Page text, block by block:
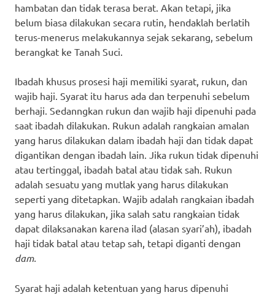
hambatan dan tidak terasa berat. Akan tetapi, jika
belum biasa dilakukan secara rutin, hendaklah berlatih
terus-menerus melakukannya sejak sekarang, sebelum
berangkat ke Tanah Suci.
Ibadah khusus prosesi haji memiliki syarat, rukun, dan
wajib haji. Syarat itu harus ada dan terpenuhi sebelum
berhaji. Sedanngkan rukun dan wajib haji dipenuhi pada
saat ibadah dilakukan. Rukun adalah rangkaian amalan
yang harus dilakukan dalam ibadah haji dan tidak dapat
digantikan dengan ibadah lain. Jika rukun tidak dipenuhi
atau tertinggal, ibadah batal atau tidak sah. Rukun
adalah sesuatu yang mutlak yang harus dilakukan
seperti yang ditetapkan. Wajib adalah rangkaian ibadah
yang harus dilakukan, jika salah satu rangkaian tidak
dapat dilaksanakan karena ilad (alasan syari’ah), ibadah
haji tidak batal atau tetap sah, tetapi diganti dengan
dam.
Syarat haji adalah ketentuan yang harus dipenuhi